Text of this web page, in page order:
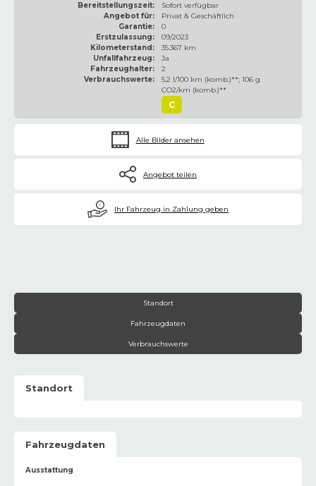
Bereitstellungszeit:
Sofort verfügbar
Angebot für:
Privat & Geschäftlich
Garantie:
0
Erstzulassung:
09/2023
Kilometerstand:
35.367 km
Unfallfahrzeug:
Ja
Fahrzeughalter:
2
Verbrauchswerte:
5,2 l/100 km (komb.)**; 106 g
CO2/km (komb.)**
C
Alle Bilder ansehen
Angebot teilen
€ Ihr Fahrzeug in Zahlung geben
Standort
Fahrzeugdaten
Verbrauchswerte
Standort
Fahrzeugdaten
Ausstattung